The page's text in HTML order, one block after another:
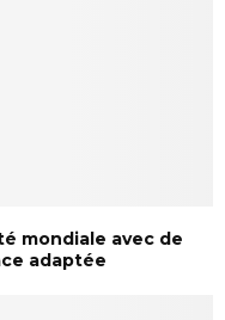
mondiale avec de
adaptée